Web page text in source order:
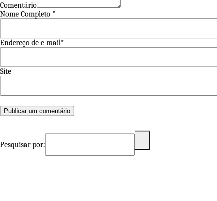
Comentário
Nome Completo *
Endereço de e-mail*
Site
Pesquisar por: